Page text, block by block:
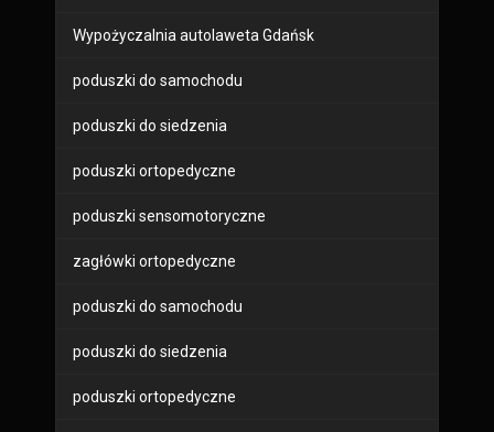
Wypożyczalnia autolaweta Gdańsk
poduszki do samochodu
poduszki do siedzenia
poduszki ortopedyczne
poduszki sensomotoryczne
zagłówki ortopedyczne
poduszki do samochodu
poduszki do siedzenia
poduszki ortopedyczne